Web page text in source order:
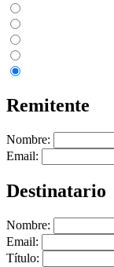
Remitente
Nombre:
Email:
Destinatario
Nombre:
Email:
Título: